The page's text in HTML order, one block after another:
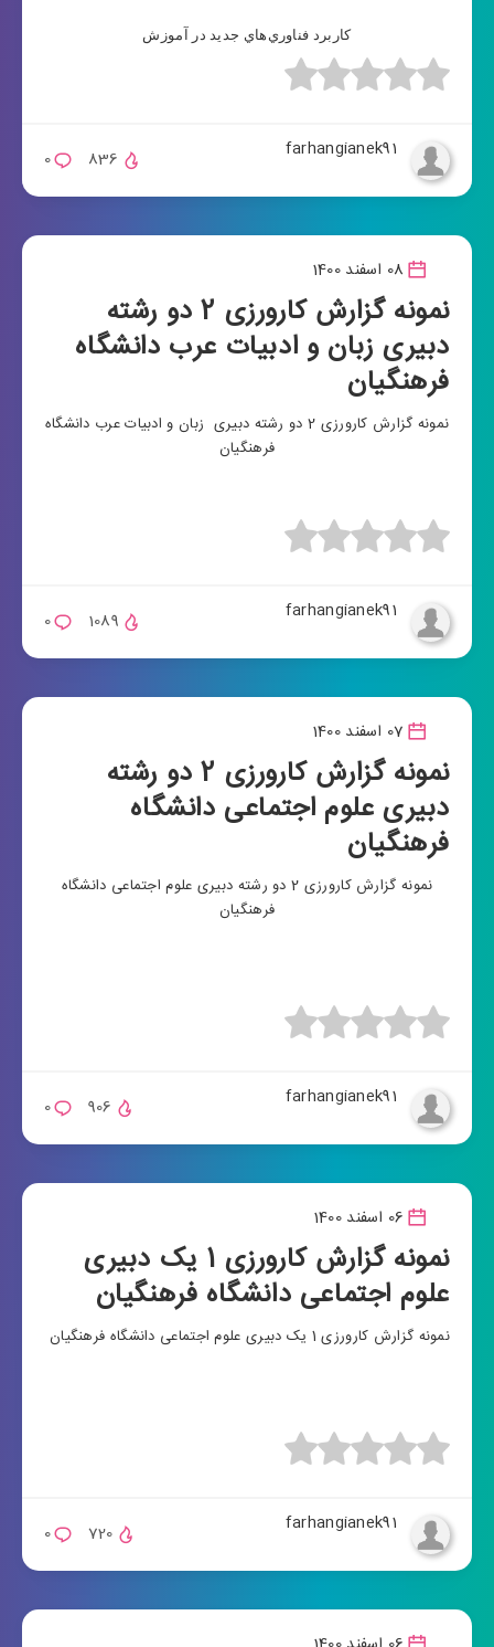
كاربرد فناوري‌هاي جديد در آموزش
farhangianek91
0 836
08 اسفند 1400
نمونه گزارش کارورزی 2 دو رشته
دبیری زبان و ادبیات عرب دانشگاه
فرهنگیان
نمونه گزارش کارورزی 2 دو رشته دبیری زبان و ادبیات عرب دانشگاه
فرهنگیان
farhangianek91
0 1089
07 اسفند 1400
نمونه گزارش کارورزی 2 دو رشته
دبیری علوم اجتماعی دانشگاه
فرهنگیان
نمونه گزارش کارورزی 2 دو رشته دبیری علوم اجتماعی دانشگاه
فرهنگیان
farhangianek91
0 906
06 اسفند 1400
نمونه گزارش کارورزی 1 یک دبیری
علوم اجتماعی دانشگاه فرهنگیان
نمونه گزارش کارورزی 1 یک دبیری علوم اجتماعی دانشگاه فرهنگیان
farhangianek91
0 720